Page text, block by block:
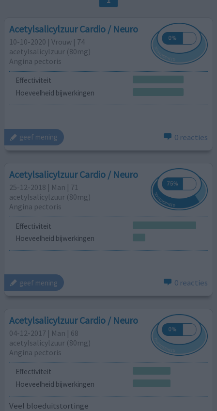
Acetylsalicylzuur Cardio / Neuro
10-10-2020 | Vrouw | 74
acetylsalicylzuur (80mg)
Angina pectoris
Effectiviteit
Hoeveelheid bijwerkingen
geef mening 0 reacties
Acetylsalicylzuur Cardio / Neuro
25-12-2018 | Man | 71
acetylsalicylzuur (80mg)
Angina pectoris
Effectiviteit
Hoeveelheid bijwerkingen
geef mening 0 reacties
Acetylsalicylzuur Cardio / Neuro
04-12-2017 | Man | 68
acetylsalicylzuur (80mg)
Angina pectoris
Effectiviteit
Hoeveelheid bijwerkingen
Veel bloeduitstortinge